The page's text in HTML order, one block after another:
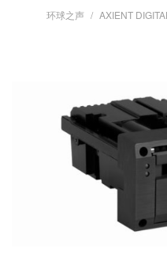
环球之声 AXIENT